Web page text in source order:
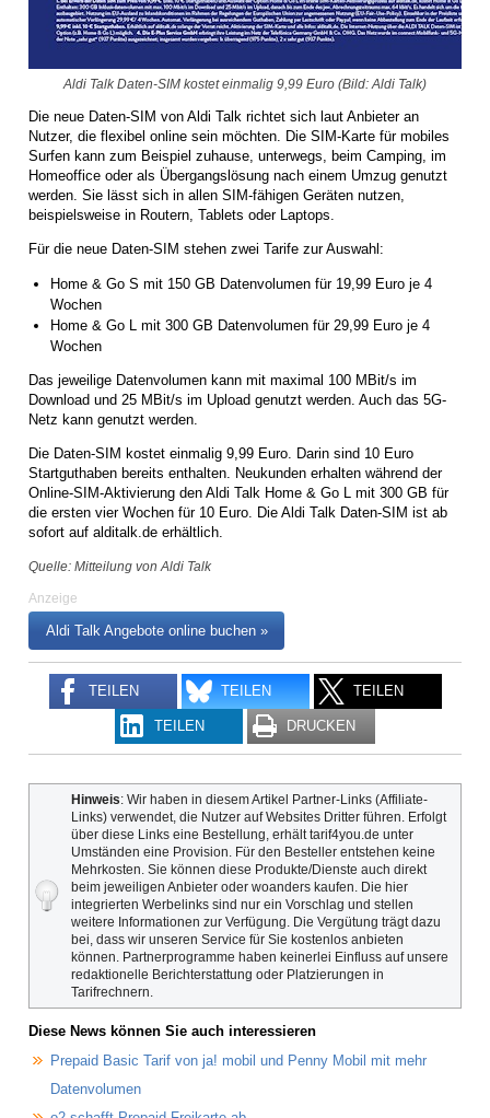
Aldi Talk Daten-SIM kostet einmalig 9,99 Euro (Bild: Aldi Talk)
Die neue Daten-SIM von Aldi Talk richtet sich laut Anbieter an
Nutzer, die flexibel online sein möchten. Die SIM-Karte für mobiles
Surfen kann zum Beispiel zuhause, unterwegs, beim Camping, im
Homeoffice oder als Übergangslösung nach einem Umzug genutzt
werden. Sie lässt sich in allen SIM-fähigen Geräten nutzen,
beispielsweise in Routern, Tablets oder Laptops.
Für die neue Daten-SIM stehen zwei Tarife zur Auswahl:
Home & Go S mit 150 GB Datenvolumen für 19,99 Euro je 4
Wochen
Home & Go L mit 300 GB Datenvolumen für 29,99 Euro je 4
Wochen
Das jeweilige Datenvolumen kann mit maximal 100 MBit/s im
Download und 25 MBit/s im Upload genutzt werden. Auch das 5G-
Netz kann genutzt werden.
Die Daten-SIM kostet einmalig 9,99 Euro. Darin sind 10 Euro
Startguthaben bereits enthalten. Neukunden erhalten während der
Online-SIM-Aktivierung den Aldi Talk Home & Go L mit 300 GB für
die ersten vier Wochen für 10 Euro. Die Aldi Talk Daten-SIM ist ab
sofort auf alditalk.de erhältlich.
Quelle: Mitteilung von Aldi Talk
Anzeige
Aldi Talk Angebote online buchen »
TEILEN TEILEN TEILEN
TEILEN DRUCKEN
Hinweis: Wir haben in diesem Artikel Partner-Links (Affiliate-
Links) verwendet, die Nutzer auf Websites Dritter führen. Erfolgt
über diese Links eine Bestellung, erhält tarif4you.de unter
Umständen eine Provision. Für den Besteller entstehen keine
Mehrkosten. Sie können diese Produkte/Dienste auch direkt
beim jeweiligen Anbieter oder woanders kaufen. Die hier
integrierten Werbelinks sind nur ein Vorschlag und stellen
weitere Informationen zur Verfügung. Die Vergütung trägt dazu
bei, dass wir unseren Service für Sie kostenlos anbieten
können. Partnerprogramme haben keinerlei Einfluss auf unsere
redaktionelle Berichterstattung oder Platzierungen in
Tarifrechnern.
Diese News können Sie auch interessieren
Prepaid Basic Tarif von ja! mobil und Penny Mobil mit mehr
Datenvolumen